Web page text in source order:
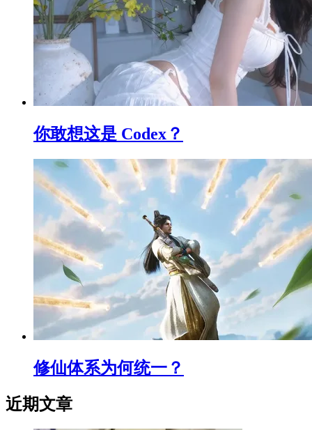
你敢想这是 Codex？
修仙体系为何统一？
近期文章